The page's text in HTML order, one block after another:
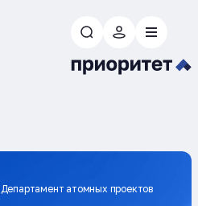
Департамент атомных проектов